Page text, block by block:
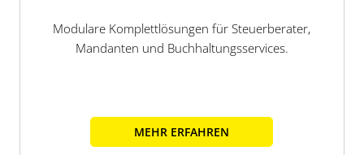
Modulare Komplettlösungen für Steuerberater,
Mandanten und Buchhaltungsservices.
MEHR ERFAHREN